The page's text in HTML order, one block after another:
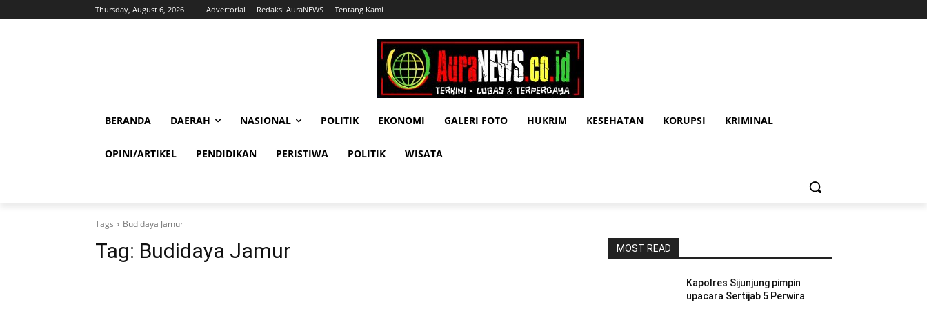
Thursday, August 6, 2026 Advertorial Redaksi AuraNEWS Tentang Kami
BERANDA DAERAH NASIONAL POLITIK EKONOMI GALERI FOTO HUKRIM KESEHATAN KORUPSI KRIMINAL
OPINI/ARTIKEL PENDIDIKAN PERISTIWA POLITIK WISATA
Tags Budidaya Jamur
Tag: Budidaya Jamur MOST READ
Kapolres Sijunjung pimpin
upacara Sertijab 5 Perwira